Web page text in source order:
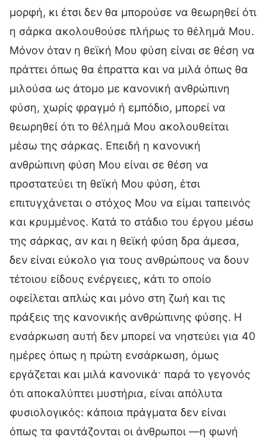
μορφή, κι έτσι δεν θα μπορούσε να θεωρηθεί ότι
η σάρκα ακολουθούσε πλήρως το θέλημά Μου.
Μόνον όταν η θεϊκή Μου φύση είναι σε θέση να
πράττει όπως θα έπραττα και να μιλά όπως θα
μιλούσα ως άτομο με κανονική ανθρώπινη
φύση, χωρίς φραγμό ή εμπόδιο, μπορεί να
θεωρηθεί ότι το θέλημά Μου ακολουθείται
μέσω της σάρκας. Επειδή η κανονική
ανθρώπινη φύση Μου είναι σε θέση να
προστατεύει τη θεϊκή Μου φύση, έτσι
επιτυγχάνεται ο στόχος Μου να είμαι ταπεινός
και κρυμμένος. Κατά το στάδιο του έργου μέσω
της σάρκας, αν και η θεϊκή φύση δρα άμεσα,
δεν είναι εύκολο για τους ανθρώπους να δουν
τέτοιου είδους ενέργειες, κάτι το οποίο
οφείλεται απλώς και μόνο στη ζωή και τις
πράξεις της κανονικής ανθρώπινης φύσης. Η
ενσάρκωση αυτή δεν μπορεί να νηστεύει για 40
ημέρες όπως η πρώτη ενσάρκωση, όμως
εργάζεται και μιλά κανονικά· παρά το γεγονός
ότι αποκαλύπτει μυστήρια, είναι απόλυτα
φυσιολογικός: κάποια πράγματα δεν είναι
όπως τα φαντάζονται οι άνθρωποι —η φωνή